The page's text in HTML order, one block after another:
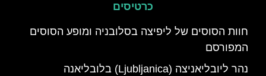
כרטיסים
‪חוות הסוסים של ליפיצה בסלובניה ומופע הסוסים
המפורסם
נהר ליובליאניצה (Ljubljanica) בלובליאנה